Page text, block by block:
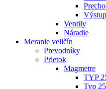
Ventily
Náradie
Meranie veličín
Prevodníky
Prietok
Magmetre
TYP
Typ